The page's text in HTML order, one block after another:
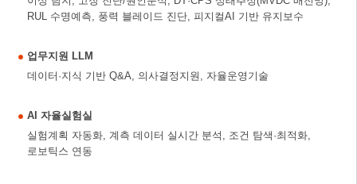
RUL 수명예측, 풍력 블레이드 진단, 피지컬AI 기반 유지보수
업무지원 LLM
데이터·지식 기반 Q&A, 의사결정지원, 자율운영기술
AI 자율실험실
실험계획 자동화, 계측 데이터 실시간 분석, 조건 탐색·최적화,
로보틱스 연동